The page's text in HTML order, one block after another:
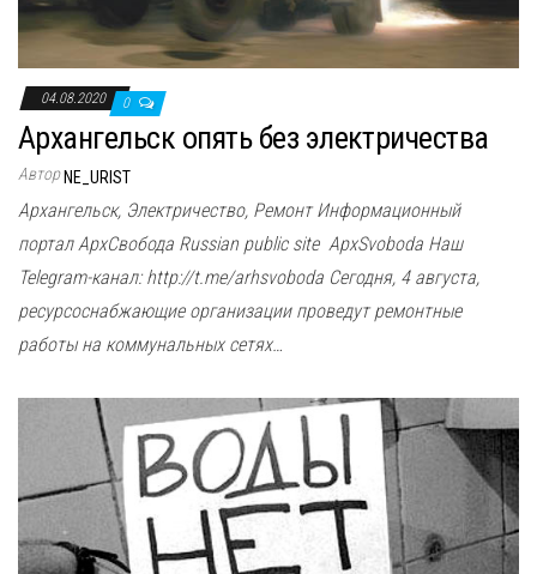
04.08.2020 0
Архангельск опять без электричества
Автор NE_URIST
Архангельск, Электричество, Ремонт Информационный
портал АрхСвобода Russian public site ApxSvoboda Наш
Telegram-канал: http://t.me/arhsvoboda Сегодня, 4 августа,
ресурсоснабжающие организации проведут ремонтные
работы на коммунальных сетях…